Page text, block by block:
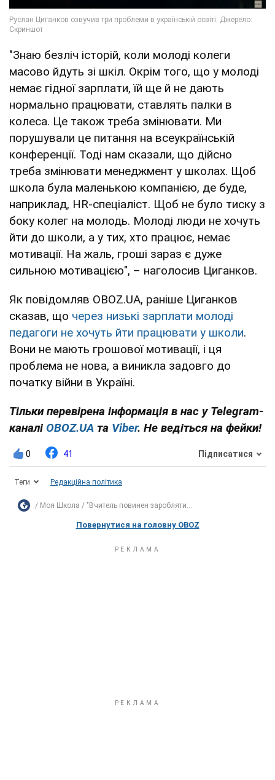
"Знаю безліч історій, коли молоді колеги
масово йдуть зі шкіл. Окрім того, що у молоді
немає гідної зарплати, їй ще й не дають
нормально працювати, ставлять палки в
колеса. Це також треба змінювати. Ми
порушували це питання на всеукраїнській
конференції. Тоді нам сказали, що дійсно
треба змінювати менеджмент у школах. Щоб
школа була маленькою компанією, де буде,
наприклад, НR-спеціаліст. Щоб не було тиску з
боку колег на молодь. Молоді люди не хочуть
йти до школи, а у тих, хто працює, немає
мотивації. На жаль, гроші зараз є дуже
сильною мотивацією", – наголосив Циганков.
Як повідомляв OBOZ.UA, раніше Циганков
сказав, що через низькі зарплати молоді
педагоги не хочуть йти працювати у школи.
Вони не мають грошової мотивації, і ця
проблема не нова, а виникла задовго до
початку війни в Україні.
Тільки перевірена інформація в нас у Telegram-
каналі OBOZ.UA та Viber. Не ведіться на фейки!
0 41 Підписатися
Теги Редакційна політика
Моя Школа "Вчитель повинен заробляти...
Повернутися на головну OBOZ